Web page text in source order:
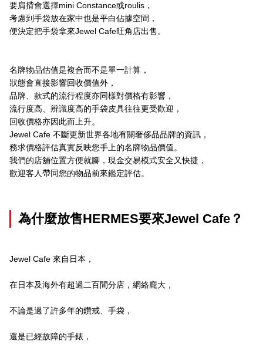
要肩揹會選擇mini Constance或roulis，
考慮到手袋放在家中也是平白佔據空間，
便決定把手袋拿來Jewel Cafe旺角店出售。
名牌物品估值是複合而不是單一計算，
狀態會直接影響回收價值外，
品牌、款式的流行程度亦同樣對價格有影響，
流行度高、辨識度高的手袋皮具往往更受歡迎，
回收價格亦因此而上升。
Jewel Cafe 不斷更新世界各地有關奢侈品品牌的資訊，
務求價格評估真實反映您手上的名牌物品價值。
我們的店舖位置方便就腳，現金交易模式安全又快捷，
歡迎客人帶同您的物品前來鑑定評估。
為什麼放售HERMES要來Jewel Cafe？
Jewel Cafe 來自日本，
在日本及海外有超過二百間分店，網絡龐大，
不論是過了許多年的鑽戒、手袋，
還是已經故障的手錶，